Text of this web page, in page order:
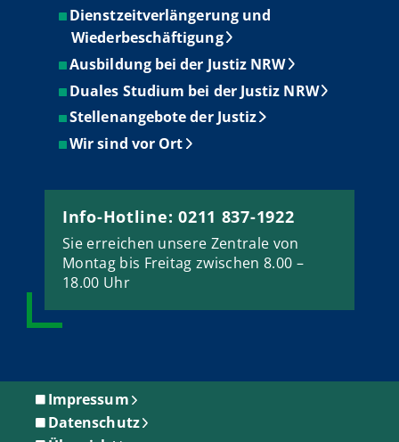
Dienstzeitverlängerung und
Wiederbeschäftigung
Ausbildung bei der Justiz NRW
Duales Studium bei der Justiz NRW
Stellenangebote der Justiz
Wir sind vor Ort
Info-Hotline: 0211 837-1922
Sie erreichen unsere Zentrale von
Montag bis Freitag zwischen 8.00 –
18.00 Uhr
Impressum
Datenschutz